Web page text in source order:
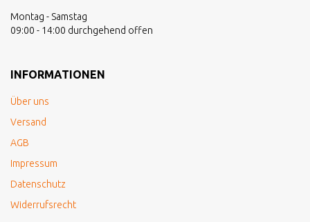
Montag - Samstag
09:00 - 14:00 durchgehend offen
INFORMATIONEN
Über uns
Versand
AGB
Impressum
Datenschutz
Widerrufsrecht